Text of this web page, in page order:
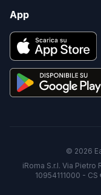
App
© 2026
iRoma S.r.l. Via Pietro
10954111000 -